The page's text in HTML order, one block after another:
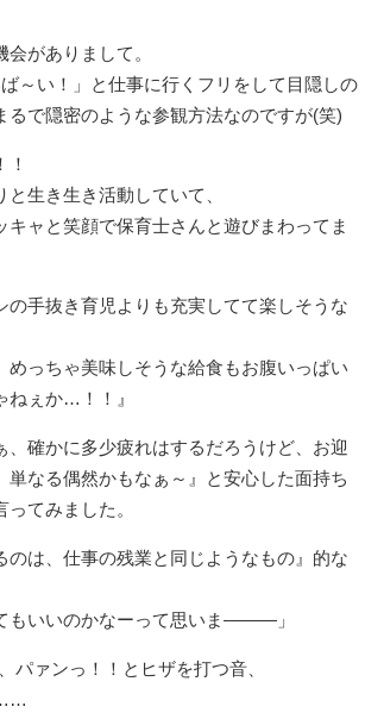
がありまして。
～い！」と仕事に行くフリをして目隠しの
で隠密のような参観方法なのですが(笑)
生き生き活動していて、
ャと笑顔で保育士さんと遊びまわってま
手抜き育児よりも充実してて楽しそうな
っちゃ美味しそうな給食もお腹いっぱい
ねぇか…！！』
確かに多少疲れはするだろうけど、お迎
なる偶然かもなぁ～』と安心した面持ち
てみました。
のは、仕事の残業と同じようなもの』的な
もいいのかなーって思いま———」
ァンっ！！とヒザを打つ音、